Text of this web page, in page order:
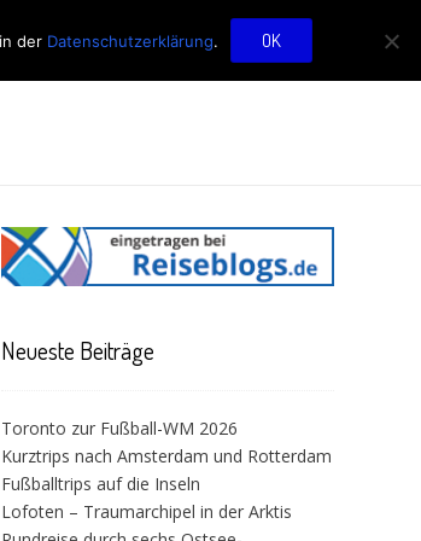
Neueste Beiträge
Toronto zur Fußball-WM 2026
Kurztrips nach Amsterdam und Rotterdam
Fußballtrips auf die Inseln
Lofoten – Traumarchipel in der Arktis
der Datenschutzerklärung. OK